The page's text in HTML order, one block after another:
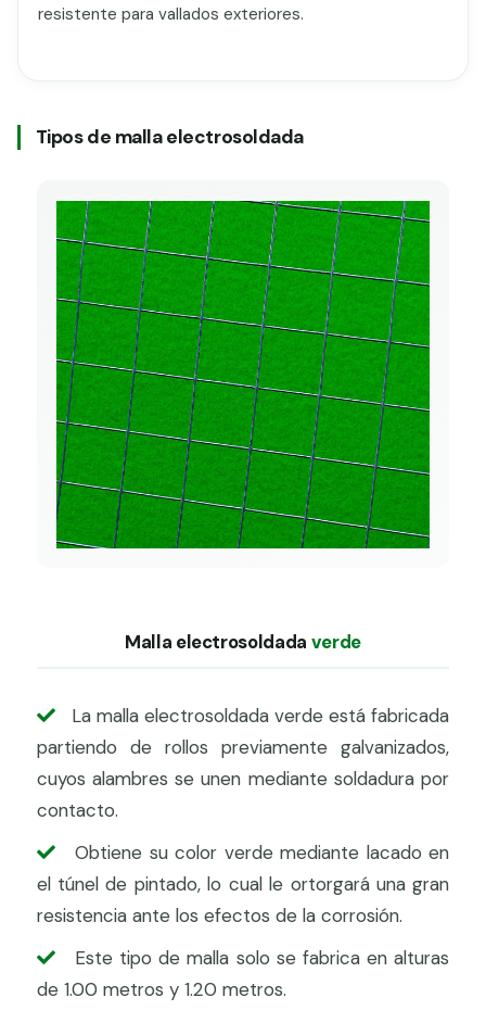
resistente para vallados exteriores.
Tipos de malla electrosoldada
Malla electrosoldada verde
La malla electrosoldada verde está fabricada
partiendo de rollos previamente galvanizados,
cuyos alambres se unen mediante soldadura por
contacto.
Obtiene su color verde mediante lacado en
el túnel de pintado, lo cual le ortorgará una gran
resistencia ante los efectos de la corrosión.
Este tipo de malla solo se fabrica en alturas
de 1.00 metros y 1.20 metros.